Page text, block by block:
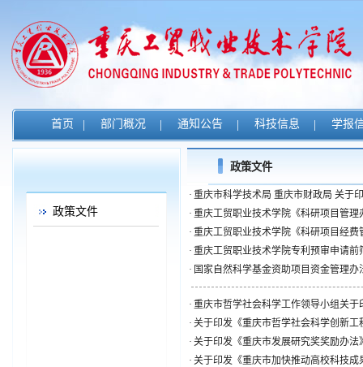
首页 | 部门概况 | 通知公告 | 科技信息 | 学报
政策文件
政策文件
· 重庆市科学技术局 重庆市财政局 关于
· 重庆工贸职业技术学院《科研项目管理
· 重庆工贸职业技术学院《科研项目经费
· 重庆工贸职业技术学院专利预审申请
· 国家自然科学基金资助项目资金管理办
· 重庆市哲学社会科学工作领导小组关
· 关于印发《重庆市哲学社会科学创新工
· 关于印发《重庆市发展研究奖奖励办法
· 关于印发《重庆市加快推动高校科技